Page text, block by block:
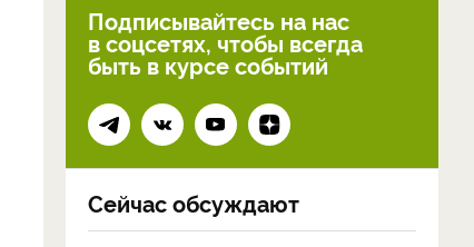
Подписывайтесь на нас
в соцсетях, чтобы всегда
быть в курсе событий
Сейчас обсуждают